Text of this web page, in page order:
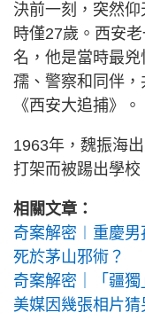
決前一刻，突然
時僅27歲。西安
名，他是當時最
孺、警察和同伴
《西安大追捕》。
1963年，魏振海
打架而被踼出學校
相關文章：
奇案解密︱重慶
死於茅山邪術？
奇案解密｜「疆
美媒因幾張相片